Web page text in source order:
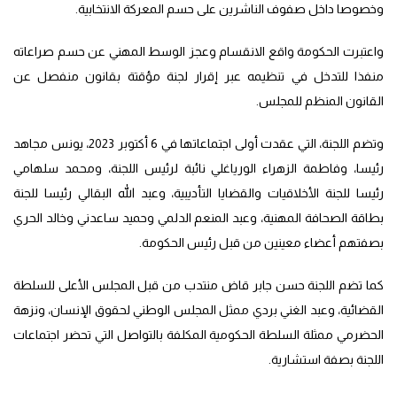
وخصوصا داخل صفوف الناشرين على حسم المعركة الانتخابية.
واعتبرت الحكومة واقع الانقسام وعجز الوسط المهني عن حسم صراعاته
منفذا للتدخل في تنظيمه عبر إقرار لجنة مؤقتة بقانون منفصل عن
القانون المنظم للمجلس.
وتضم اللجنة، التي عقدت أولى اجتماعاتها في 6 أكتوبر 2023، يونس مجاهد
رئيسا، وفاطمة الزهراء الورياغلي نائبة لرئيس اللجنة، ومحمد سلهامي
رئيسا للجنة الأخلاقيات والقضايا التأديبية، وعبد الله البقالي رئيسا للجنة
بطاقة الصحافة المهنية، وعبد المنعم الدلمي وحميد ساعدني وخالد الحري
بصفتهم أعضاء معينين من قبل رئيس الحكومة.
كما تضم اللجنة حسن جابر قاض منتدب من قبل المجلس الأعلى للسلطة
القضائية، وعبد الغني بردي ممثل المجلس الوطني لحقوق الإنسان، ونزهة
الحضرمي ممثلة السلطة الحكومية المكلفة بالتواصل التي تحضر اجتماعات
اللجنة بصفة استشارية.